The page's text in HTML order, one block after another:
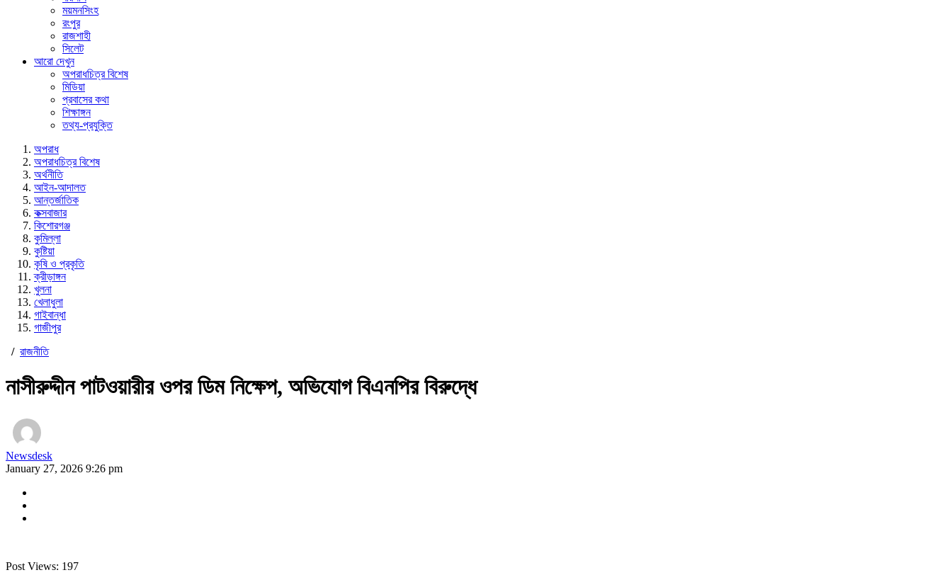
ময়মনসিংহ
রংপুর
রাজশাহী
সিলেট
আরো দেখুন
অপরাধচিত্র বিশেষ
মিডিয়া
প্রবাসের কথা
শিক্ষাঙ্গন
তথ্য-প্রযুক্তি
অপরাধ
অপরাধচিত্র বিশেষ
অর্থনীতি
আইন-আদালত
আন্তর্জাতিক
কক্সবাজার
কিশোরগঞ্জ
কুমিল্লা
কুষ্টিয়া
কৃষি ও প্রকৃতি
ক্রীড়াঙ্গন
খুলনা
খেলাধুলা
গাইবান্ধা
গাজীপুর
/ রাজনীতি
নাসীরুদ্দীন পাটওয়ারীর ওপর ডিম নিক্ষেপ, অভিযোগ বিএনপির বিরুদ্ধে
Newsdesk
January 27, 2026 9:26 pm
Post Views: 197